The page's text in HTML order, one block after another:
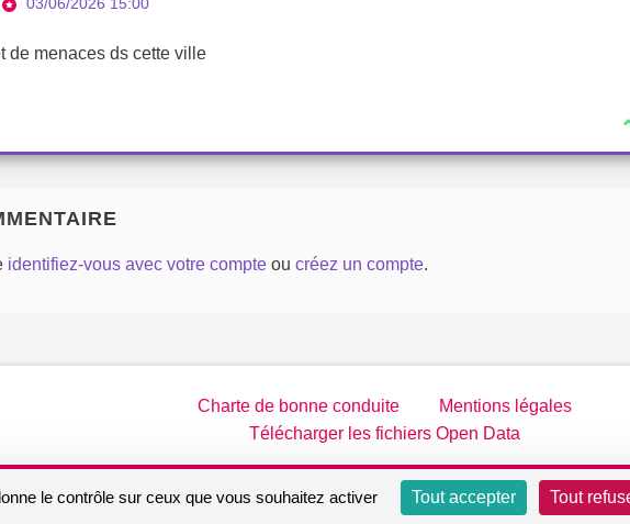
de menaces ds cette ville
identifiez-vous avec votre compte ou créez un compte.
Charte de bonne conduite
Mentions légales
Télécharger les fichiers Open Data
Site réalisé parOpen Source Politics
(Lien externe)
grâce aulogiciel libre
le contrôle sur ceux que vous souhaitez activer Tout accepter Tout